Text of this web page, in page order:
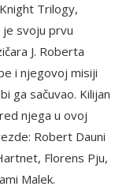
Trilogy,
svoju prvu
J. Roberta
i njegovoj misiji
ga sačuvao. Kilijan
njega u ovoj
Robert Dauni
Florens Pju,
Malek.